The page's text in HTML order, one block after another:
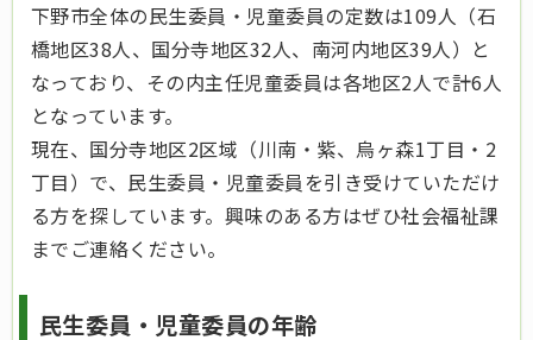
下野市全体の民生委員・児童委員の定数は109人（石
橋地区38人、国分寺地区32人、南河内地区39人）と
なっており、その内主任児童委員は各地区2人で計6人
となっています。
現在、国分寺地区2区域（川南・紫、烏ヶ森1丁目・2
丁目）で、民生委員・児童委員を引き受けていただけ
る方を探しています。興味のある方はぜひ社会福祉課
までご連絡ください。
民生委員・児童委員の年齢